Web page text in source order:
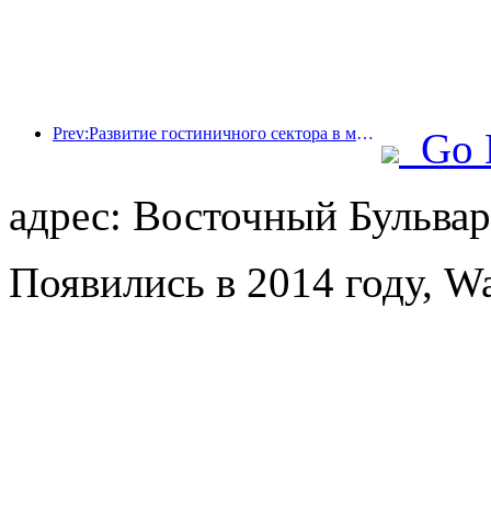
Prev:Развитие гостиничного сектора в мире в 2026 году: Шанхай занимает первое место по увеличению количества номеров.
Go
адрес: Восточный
Появились в 2014 году,